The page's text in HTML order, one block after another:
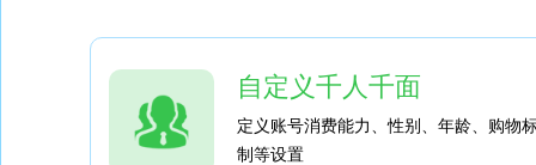
自定义千人千面
定义账号消费能力、性别、年龄、购物
制等设置